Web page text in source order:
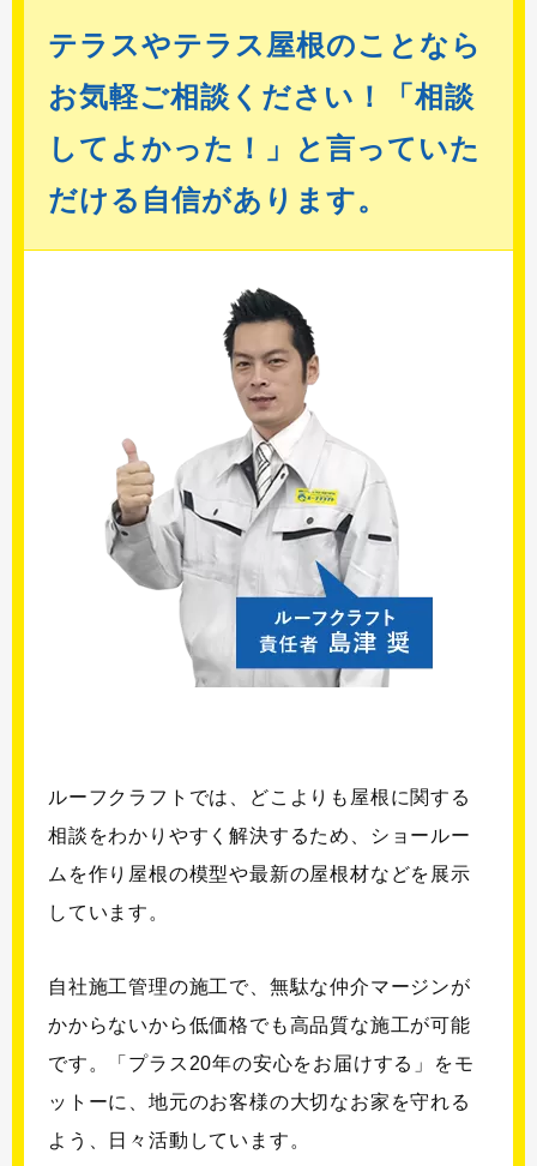
テラスやテラス屋根のことなら
お気軽ご相談ください！「相談
してよかった！」と言っていた
だける自信があります。
ルーフクラフトでは、どこよりも屋根に関する
相談をわかりやすく解決するため、ショールー
ムを作り屋根の模型や最新の屋根材などを展示
しています。
自社施工管理の施工で、無駄な仲介マージンが
かからないから低価格でも高品質な施工が可能
です。「プラス20年の安心をお届けする」をモ
ットーに、地元のお客様の大切なお家を守れる
よう、日々活動しています。